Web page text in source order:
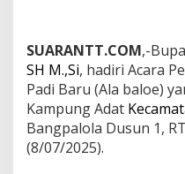
SUARANTT.COM,-
SH M.,Si, hadiri Acara
Padi Baru (Ala baloe)
Kampung Adat
Bangpalola Dusun 1,
(8/07/2025).